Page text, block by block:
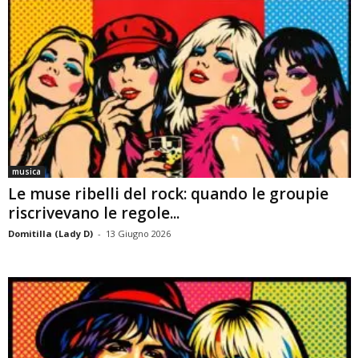
musica
Le muse ribelli del rock: quando le groupie
riscrivevano le regole...
Domitilla (Lady D) - 13 Giugno 2026